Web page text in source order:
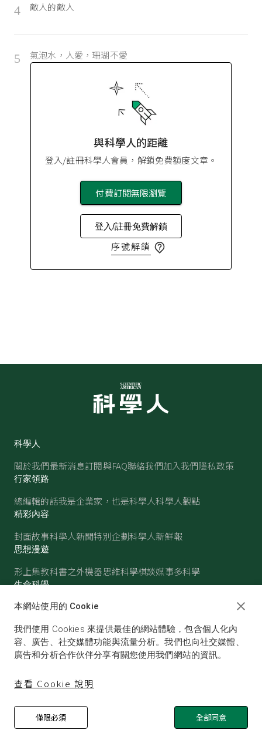
4 敵人的敵人
5 氣泡水，人愛，珊瑚不愛
與科學人的距離
登入/註冊科學人會員，解鎖免費額度文章。
付費訂閱無限瀏覽
登入/註冊免費解鎖
序號解鎖
科學人
關於我們最新消息訂閱與FAQ聯絡我們加入我們隱私政策
行家領路
總編輯的話我是企業家，也是科學人科學人觀點
精彩內容
封面故事科學人新聞特別企劃科學人新鮮報
思想漫遊
形上集教科書之外機器思維科學棋談媒事多科學
生命科學
醫學古生物心理學生態學
物理 化學地球科學天文
© SCIENTIFIC AMERICAN, A DIVISION OF NATURE
AMERICA, INC.ALL RIGHTS RESERVED.
本網站使用的 Cookie
我們使用 Cookies 來提供最佳的網站體驗，包含個人化內
容、廣告、社交媒體功能與流量分析。我們也向社交媒體、
廣告和分析合作伙伴分享有關您使用我們網站的資訊。
查看 Cookie 說明
僅限必須 全部同意